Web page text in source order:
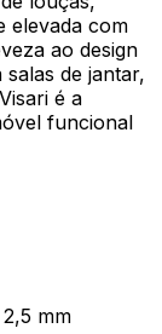
elevada com
ao design
de jantar,
é a
funcional
mm